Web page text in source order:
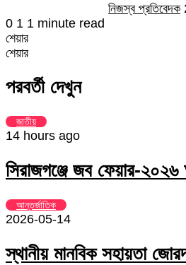
নিজস্ব প্রতিবেদক
0 1 1 minute read
শেয়ার
Facebook
Twitter
LinkedIn
Skype
Messenger
Messenger
WhatsApp
Telegram
Share
Email
প্রিন্ট
শেয়ার
via
Email
পরবর্তী দেখুন
জাতীয়
14 hours ago
সিরাজগঞ্জে জব ফেয়ার-২০২৬
আন্তর্জাতিক
2026-05-14
স্থানীয় মানবিক সহায়তা